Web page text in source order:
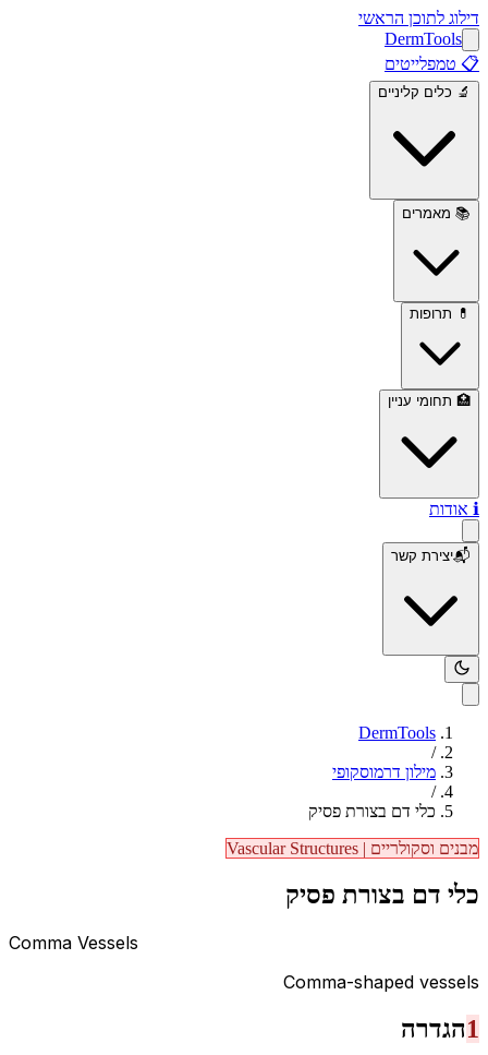
דילוג לתוכן הראשי
DermTools
📋 טמפלייטים
🔬 כלים קליניים
📚 מאמרים
💊 תרופות
🏥 תחומי עניין
ℹ️ אודות
📬יצירת קשר
DermTools
/
מילון דרמוסקופי
/
כלי דם בצורת פסיק
מבנים וסקולריים |
Vascular Structures
כלי דם בצורת פסיק
Comma Vessels
Comma-shaped vessels
1הגדרה